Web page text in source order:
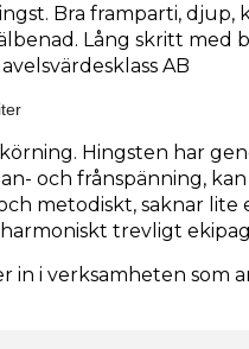
Bra framparti,
Lång skritt med
AB
Hingsten har
an- och frånspänning,
metodiskt, saknar
trevligt
in i verksamheten som